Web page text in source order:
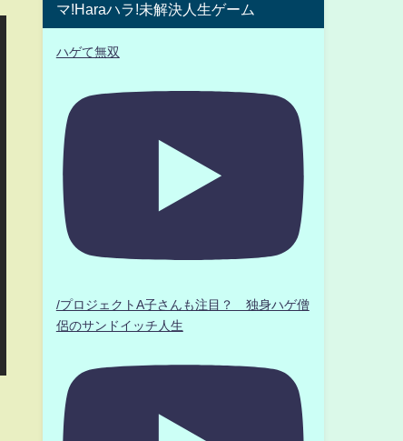
マ!Haraハラ!未解決人生ゲーム
ハゲて無双
/プロジェクトA子さんも注目？ 独身ハゲ僧
侶のサンドイッチ人生